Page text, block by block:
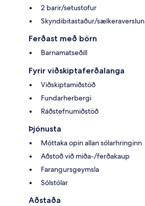
2 barir/setustofur
Skyndibitastaður/sælkeraverslun
Ferðast með börn
Barnamatseðill
Fyrir viðskiptaferðalanga
Viðskiptamiðstöð
Fundarherbergi
Ráðstefnumiðstöð
Þjónusta
Móttaka opin allan sólarhringinn
Aðstoð við miða-/ferðakaup
Farangursgeymsla
Sólstólar
Aðstaða